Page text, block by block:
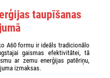
taupīšanas
A60 formu ir ideāls tradicionālo
gaismas efektivitātei, tā
ar zemu enerģijas patēriņu,
izmaksas.